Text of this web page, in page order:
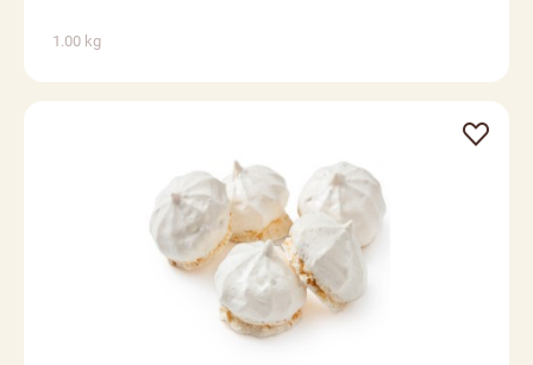
1.00 kg